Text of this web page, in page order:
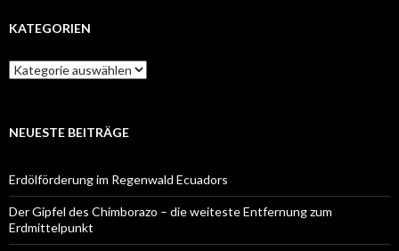
KATEGORIEN
Kategorien
NEUESTE BEITRÄGE
Erdölförderung im Regenwald Ecuadors
Der Gipfel des Chimborazo – die weiteste Entfernung zum
Erdmittelpunkt